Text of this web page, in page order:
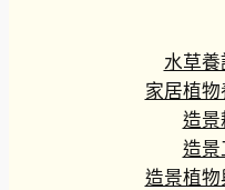
水草
家居植
造景
造景
造景植